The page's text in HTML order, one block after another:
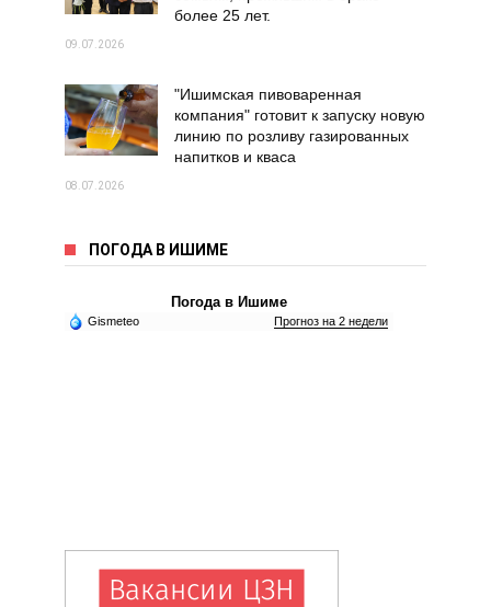
более 25 лет.
09.07.2026
"Ишимская пивоваренная
компания" готовит к запуску новую
линию по розливу газированных
напитков и кваса
08.07.2026
ПОГОДА В ИШИМЕ
Погода в Ишиме
Gismeteo Прогноз на 2 недели